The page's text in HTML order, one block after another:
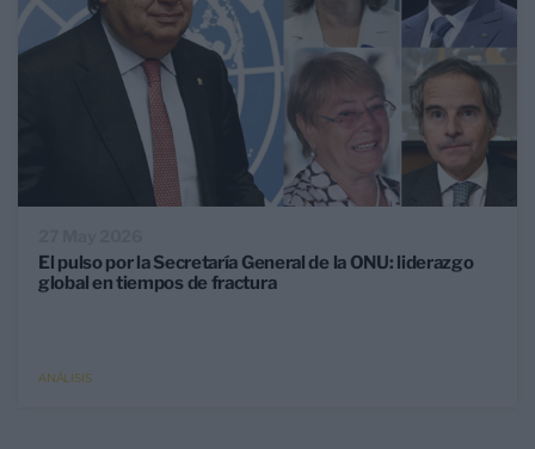
El pulso por la Secretaría General de la ONU: liderazgo
global en tiempos de fractura
ANÁLISIS